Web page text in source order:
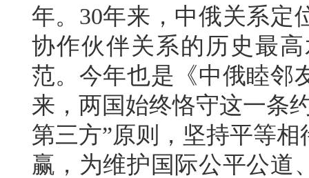
年。30年来，中俄关系定
协作伙伴关系的历史最
范。今年也是《中俄睦邻
来，两国始终恪守这一条
第三方”原则，坚持平等
赢，为维护国际公平公道